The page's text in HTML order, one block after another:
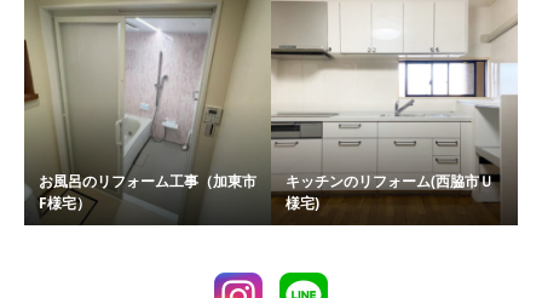
お風呂のリフォーム工事（加東市
F様宅）
キッチンのリフォーム(西脇市Ｕ
様宅)